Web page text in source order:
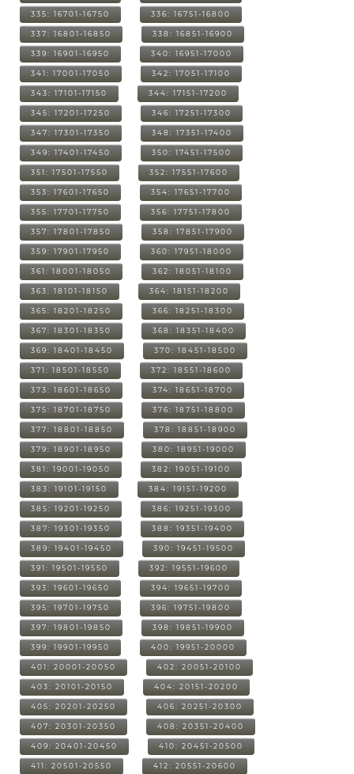
335: 16701-16750 336: 16751-16800
337: 16801-16850 338: 16851-16900
339: 16901-16950 340: 16951-17000
341: 17001-17050 342: 17051-17100
343: 17101-17150 344: 17151-17200
345: 17201-17250 346: 17251-17300
347: 17301-17350 348: 17351-17400
349: 17401-17450 350: 17451-17500
351: 17501-17550 352: 17551-17600
353: 17601-17650 354: 17651-17700
355: 17701-17750 356: 17751-17800
357: 17801-17850 358: 17851-17900
359: 17901-17950 360: 17951-18000
361: 18001-18050 362: 18051-18100
363: 18101-18150 364: 18151-18200
365: 18201-18250 366: 18251-18300
367: 18301-18350 368: 18351-18400
369: 18401-18450 370: 18451-18500
371: 18501-18550 372: 18551-18600
373: 18601-18650 374: 18651-18700
375: 18701-18750 376: 18751-18800
377: 18801-18850 378: 18851-18900
379: 18901-18950 380: 18951-19000
381: 19001-19050 382: 19051-19100
383: 19101-19150 384: 19151-19200
385: 19201-19250 386: 19251-19300
387: 19301-19350 388: 19351-19400
389: 19401-19450 390: 19451-19500
391: 19501-19550 392: 19551-19600
393: 19601-19650 394: 19651-19700
395: 19701-19750 396: 19751-19800
397: 19801-19850 398: 19851-19900
399: 19901-19950 400: 19951-20000
401: 20001-20050 402: 20051-20100
403: 20101-20150 404: 20151-20200
405: 20201-20250 406: 20251-20300
407: 20301-20350 408: 20351-20400
409: 20401-20450 410: 20451-20500
411: 20501-20550 412: 20551-20600